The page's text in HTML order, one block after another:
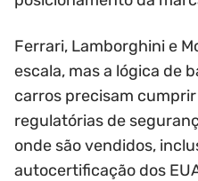
Ferrari, Lamborghini e
escala, mas a lógica de
carros precisam
regulatórias de
onde são vendidos,
autocertificação dos